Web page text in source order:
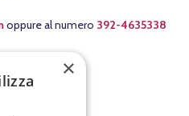
oppure al numero 392-4635338
×